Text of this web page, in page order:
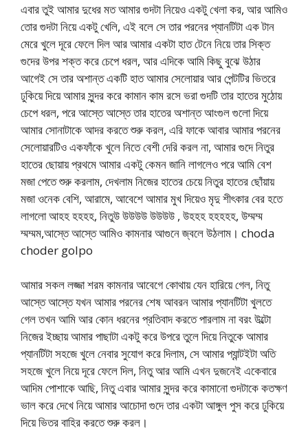
এবার তুই আমার দুধের মত আমার গুদটা নিয়েও একটু খেলা কর, আর আমিও
তোর গুদটা নিয়ে একটু খেলি, এই বলে সে তার পরনের প্যানটিটা এক টান
মেরে খুলে দূরে ফেলে দিল আর আমার একটা হাত টেনে নিয়ে তার সিক্ত
গুদের উপর শক্ত করে চেপে ধরল, আর এদিকে আমি কিছু বুঝে উঠার
আগেই সে তার অশান্ত একটি হাত আমার সেলোয়ার আর পেন্টটির ভিতরে
ঢুকিয়ে দিয়ে আমার সুন্দর করে কামান কাম রসে ভরা গুদটি তার হাতের মুঠোয়
চেপে ধরল, পরে আস্তে আস্তে তার হাতের অশান্ত আংগুল গুলো দিয়ে
আমার সোনাটাকে আদর করতে শুরু করল, এরি ফাকে আবার আমার পরনের
সেলোয়ারটিও একফাঁকে খুলে নিতে বেশী দেরি করল না, আমার গুদে নিতুর
হাতের ছোয়ায় প্রথমে আমার একটু কেমন জানি লাগলেও পরে আমি বেশ
মজা পেতে শুরু করলাম, দেখলাম নিজের হাতের চেয়ে নিতুর হাতের ছোঁয়ায়
মজা ওনেক বেশি, আরামে, আবেশে আমার মুখ দিয়েও মৃদু শীৎকার বের হতে
লাগলো আহহ হহহহ, নিতুউ উউউউ উউউউ , উহহহ হহহহহ, উম্মম্ম
ম্মম্মম,আস্তে আস্তে আমিও কামনার আগুনে জ্বলে উঠলাম। choda
choder golpo
আমার সকল লজ্জা শরম কামনার আবেগে কোথায় যেন হারিয়ে গেল, নিতু
আস্তে আস্তে যখন আমার পরনের শেষ আবরন আমার প্যানটিটা খুলতে
গেল তখন আমি আর কোন ধরনের প্রতিবাদ করতে পারলাম না বরং উল্টো
নিজের ইচ্ছায় আমার পাছাটা একটু করে উপরে তুলে দিয়ে নিতুকে আমার
প্যানটিটা সহজে খুলে নেবার সুযোগ করে দিলাম, সে আমার প্যান্টইটা অতি
সহজে খুলে নিয়ে দূরে ফেলে দিল, নিতু আর আমি এখন দুজনেই একেবারে
আদিম পোশাকে আছি, নিতু এবার আমার সুন্দর করে কামানো গুদটাকে কতক্ষণ
ভাল করে দেখে নিয়ে আমার আচোদা গুদে তার একটা আঙ্গুল পুস করে ঢুকিয়ে
দিয়ে ভিতর বাহির করতে শুরু করল।